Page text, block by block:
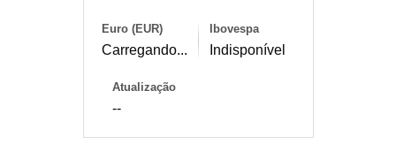
Euro (EUR)
Carregando...
Ibovespa
Indisponível
Atualização
--